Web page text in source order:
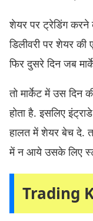
शेयर पर ट्रेडिंग करने
डिलीवरी पर शेयर की
फिर दुसरे दिन जब
तो मार्केट में उस दिन
होता है. इसलिए
हालत में शेयर बेच दे.
में न आये उसके लिए
Trading